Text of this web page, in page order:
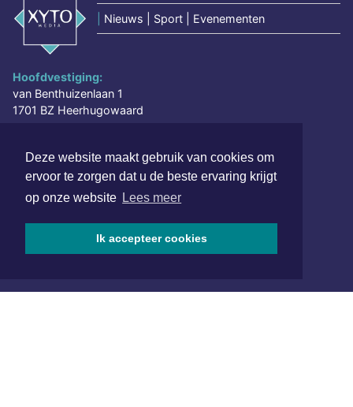
Deze website maakt gebruik van cookies om
ervoor te zorgen dat u de beste ervaring krijgt
op onze website Lees meer
Ik accepteer cookies
Nieuws | Sport | Evenementen
Hoofdvestiging:
van Benthuizenlaan 1
1701 BZ Heerhugowaard
redactie@xyto.nl
www.xyto.nl